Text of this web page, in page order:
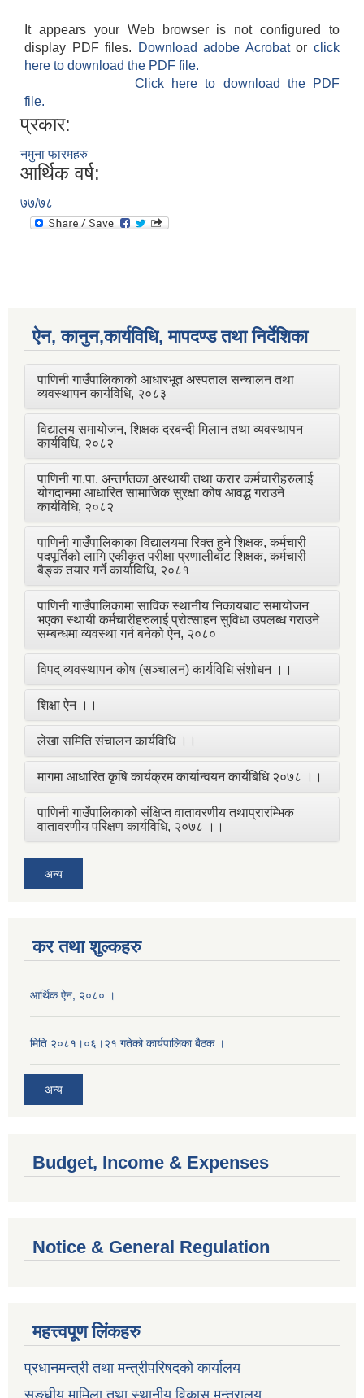
It appears your Web browser is not configured to
display PDF files.
Download adobe Acrobatorclick
here to download the PDF file.
Click here to download the PDF
file.
प्रकार:
नमुना फारमहरु
आर्थिक वर्ष:
७७/७८
ऐन, कानुन,कार्यविधि, मापदण्ड तथा निर्देशिका
पाणिनी गाउँपालिकाको आधारभूत अस्पताल सन्चालन तथा
व्यवस्थापन कार्यविधि, २०८३
विद्यालय समायोजन, शिक्षक दरबन्दी मिलान तथा व्यवस्थापन
कार्यविधि, २०८२
पाणिनी गा.पा. अन्तर्गतका अस्थायी तथा करार कर्मचारीहरुलाई
योगदानमा आधारित सामाजिक सुरक्षा कोष आवद्ध गराउने
कार्यविधि, २०८२
पाणिनी गाउँपालिकाका विद्यालयमा रिक्त हुने शिक्षक, कर्मचारी
पदपूर्तिको लागि एकीकृत परीक्षा प्रणालीबाट शिक्षक, कर्मचारी
बैङ्क तयार गर्ने कार्याविधि, २०८१
पाणिनी गाउँपालिकामा साविक स्थानीय निकायबाट समायोजन
भएका स्थायी कर्मचारीहरुलाई प्रोत्साहन सुविधा उपलब्ध गराउने
सम्बन्धमा व्यवस्था गर्न बनेको ऐन, २०८०
विपद् व्यवस्थापन कोष (सञ्चालन) कार्यविधि संशोधन ।।
शिक्षा ऐन ।।
लेखा समिति संचालन कार्यविधि ।।
मागमा आधारित कृषि कार्यक्रम कार्यान्वयन कार्यबिधि २०७८ ।।
पाणिनी गाउँपालिकाको संक्षिप्त वातावरणीय तथाप्रारम्भिक
वातावरणीय परिक्षण कार्यविधि, २०७८ ।।
अन्य
कर तथा शुल्कहरु
आर्थिक ऐन, २०८० ।
मिति २०८१।०६।२१ गतेको कार्यपालिका बैठक ।
अन्य
Budget, Income & Expenses
Notice & General Regulation
महत्त्वपूण लिंकहरु
प्रधानमन्त्री तथा मन्त्रीपरिषदको कार्यालय
सङ्घीय मामिला तथा स्थानीय विकास मन्त्रालय